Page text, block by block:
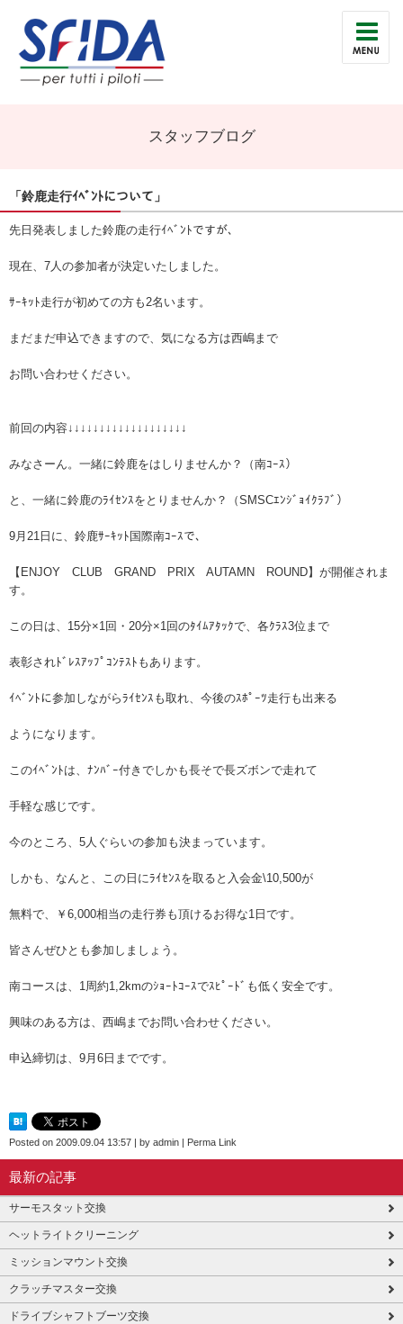
スタッフブログ
「鈴鹿走行ｲﾍﾞﾝﾄについて」
先日発表しました鈴鹿の走行ｲﾍﾞﾝﾄですが、
現在、7人の参加者が決定いたしました。
ｻｰｷｯﾄ走行が初めての方も2名います。
まだまだ申込できますので、気になる方は西嶋まで
お問い合わせください。
前回の内容↓↓↓↓↓↓↓↓↓↓↓↓↓↓↓↓↓↓↓
みなさーん。一緒に鈴鹿をはしりませんか？（南ｺｰｽ）
と、一緒に鈴鹿のﾗｲｾﾝｽをとりませんか？（SMSCｴﾝｼﾞｮｲｸﾗﾌﾞ）
9月21日に、鈴鹿ｻｰｷｯﾄ国際南ｺｰｽで、
【ENJOY CLUB GRAND PRIX AUTAMN ROUND】が開催されま
す。
この日は、15分×1回・20分×1回のﾀｲﾑｱﾀｯｸで、各ｸﾗｽ3位まで
表彰されﾄﾞﾚｽｱｯﾌﾟｺﾝﾃｽﾄもあります。
ｲﾍﾞﾝﾄに参加しながらﾗｲｾﾝｽも取れ、今後のｽﾎﾟｰﾂ走行も出来る
ようになります。
このｲﾍﾞﾝﾄは、ﾅﾝﾊﾞｰ付きでしかも長そで長ズボンで走れて
手軽な感じです。
今のところ、5人ぐらいの参加も決まっています。
しかも、なんと、この日にﾗｲｾﾝｽを取ると入会金\10,500が
無料で、￥6,000相当の走行券も頂けるお得な1日です。
皆さんぜひとも参加しましょう。
南コースは、1周約1,2kmのｼｮｰﾄｺｰｽでｽﾋﾟｰﾄﾞも低く安全です。
興味のある方は、西嶋までお問い合わせください。
申込締切は、9月6日までです。
Posted on 2009.09.04 13:57 | by admin | Perma Link
最新の記事
サーモスタット交換
ヘットライトクリーニング
ミッションマウント交換
クラッチマスター交換
ドライブシャフトブーツ交換